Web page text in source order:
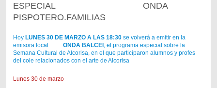
ESPECIAL ONDA
PISPOTERO.FAMILIAS
Hoy LUNES 30 DE MARZO A LAS 18:30se volverá a emitir en la
emisora local ONDA BALCEI, el programa especial sobre la
Semana Cultural de Alcorisa, en el que participaron alumnos y profes
del cole relacionados con el arte de Alcorisa
Lunes 30 de marzo